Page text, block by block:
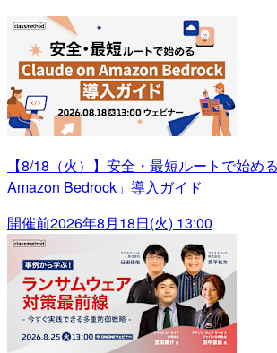
【8/18（火）】安全・最短ルートで始め
Amazon Bedrock」導入ガイド
開催前2026年8月18日(火) 13:00